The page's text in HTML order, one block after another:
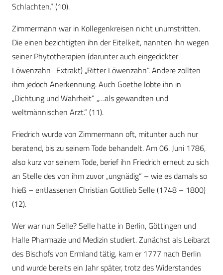
Schlachten.“ (10).
Zimmermann war in Kollegenkreisen nicht unumstritten.
Die einen bezichtigten ihn der Eitelkeit, nannten ihn wegen
seiner Phytotherapien (darunter auch eingedickter
Löwenzahn- Extrakt) „Ritter Löwenzahn“. Andere zollten
ihm jedoch Anerkennung. Auch Goethe lobte ihn in
„Dichtung und Wahrheit“ „…als gewandten und
weltmännischen Arzt.“ (11).
Friedrich wurde von Zimmermann oft, mitunter auch nur
beratend, bis zu seinem Tode behandelt. Am 06. Juni 1786,
also kurz vor seinem Tode, berief ihn Friedrich erneut zu sich
an Stelle des von ihm zuvor „ungnädig“ – wie es damals so
hieß – entlassenen Christian Gottlieb Selle (1748 – 1800)
(12).
Wer war nun Selle? Selle hatte in Berlin, Göttingen und
Halle Pharmazie und Medizin studiert. Zunächst als Leibarzt
des Bischofs von Ermland tätig, kam er 1777 nach Berlin
und wurde bereits ein Jahr später, trotz des Widerstandes